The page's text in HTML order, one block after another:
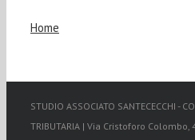
Home
STUDIO ASSOCIATO SANTECECCHI -
TRIBUTARIA | Via Cristoforo Colombo,